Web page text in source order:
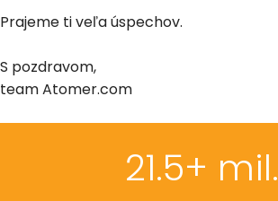
Prajeme ti veľa úspechov.
S pozdravom,
team Atomer.com
21.5+ mil.